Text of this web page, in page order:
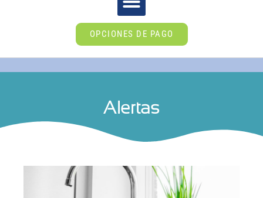
OPCIONES DE PAGO
Alertas